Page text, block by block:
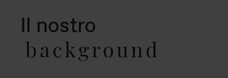
Il nostro
background